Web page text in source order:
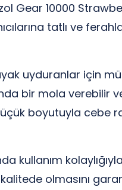
Gear 10000
tatlı ve
uyduranlar için
bir mola verebilir
boyutuyla cebe
kullanım
olmasını